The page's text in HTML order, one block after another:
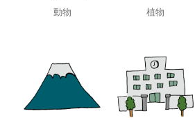
動物 植物